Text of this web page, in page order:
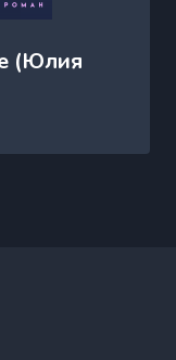
(Юлия